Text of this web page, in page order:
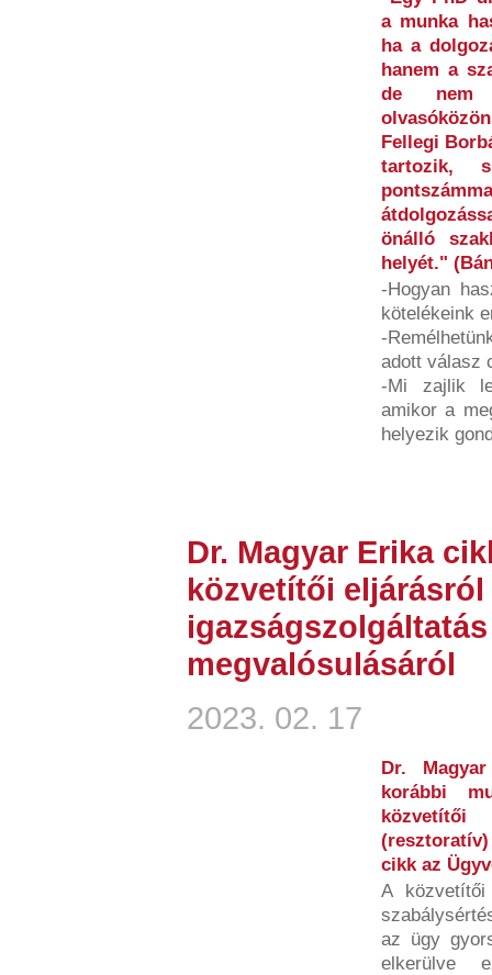
a munka
ha a
hanem a
de nem
Fellegi
tartozik,
önálló
helyét."
-Hogyan
kötelékeink
-
adott válasz
-Mi zajlik
amikor a
helyezik
Dr. Magyar Erika
közvetítői
megvalósulásáról
2023. 02. 17
Dr.
korábbi
cikk az
A
az ügy
elkerülve